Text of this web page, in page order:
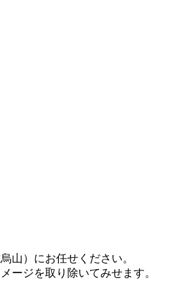
山）にお任せください。
ージを取り除いてみせます。